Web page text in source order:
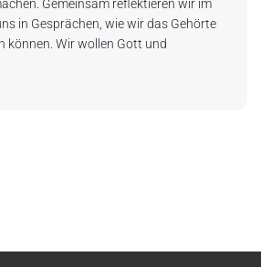
Gemeinsam reflektieren wir im
in Gesprächen, wie wir das Gehörte
können. Wir wollen Gott und